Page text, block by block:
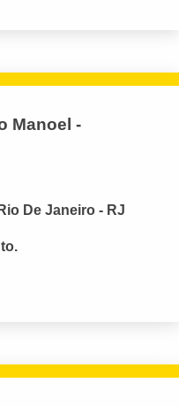
Manoel -
De Janeiro - RJ